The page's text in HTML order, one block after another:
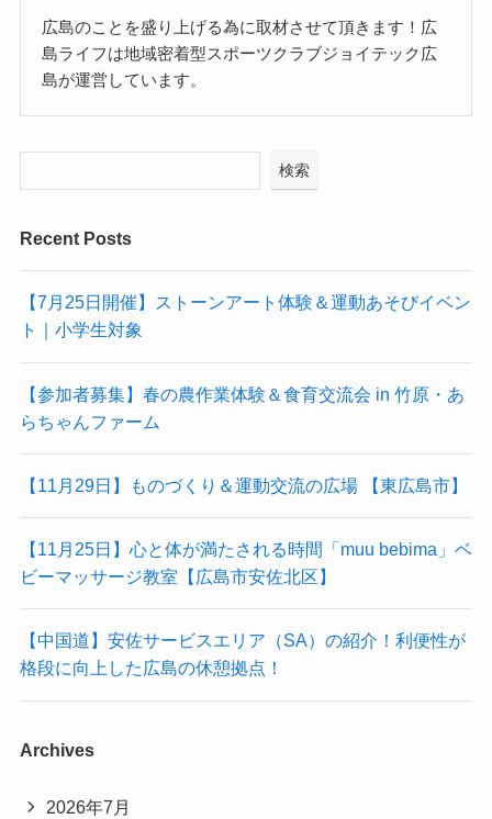
広島のことを盛り上げる為に取材させて頂きます！広
島ライフは地域密着型スポーツクラブジョイテック広
島が運営しています。
検索
Recent Posts
【7月25日開催】ストーンアート体験＆運動あそびイベン
ト｜小学生対象
【参加者募集】春の農作業体験＆食育交流会 in 竹原・あ
らちゃんファーム
【11月29日】ものづくり＆運動交流の広場 【東広島市】
【11月25日】心と体が満たされる時間「muu bebima」ベ
ビーマッサージ教室【広島市安佐北区】
【中国道】安佐サービスエリア（SA）の紹介！利便性が
格段に向上した広島の休憩拠点！
Archives
2026年7月